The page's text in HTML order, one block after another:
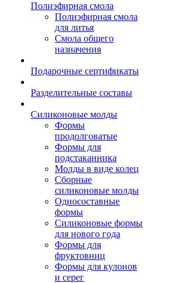
Полиэфирная смола
Полиэфирная смола
для литья
Смола общего
назначения
Подарочные сертификаты
Разделительные составы
Силиконовые молды
Формы
продолговатые
Формы для
подстаканника
Молды в виде колец
Сборные
силиконовые молды
Односоставные
формы
Силиконовые формы
для нового года
Формы для
фруктовниц
Формы для кулонов
и серег